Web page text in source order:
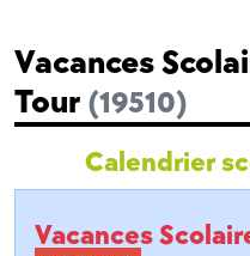
Vacances
Tour (19510)
Calendrier
Vacances